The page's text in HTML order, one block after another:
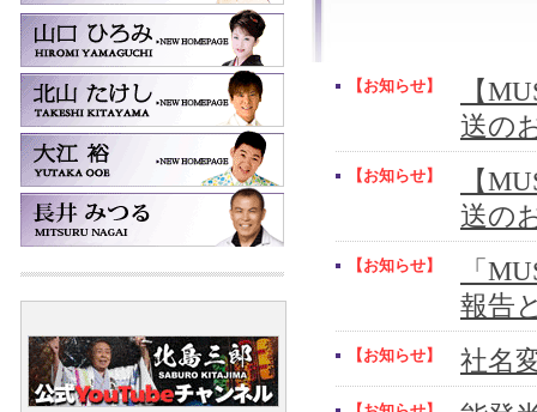
【お知らせ】
【
送の
【お知らせ】
【
送の
【お知らせ】
「
報告
【お知らせ】 社名